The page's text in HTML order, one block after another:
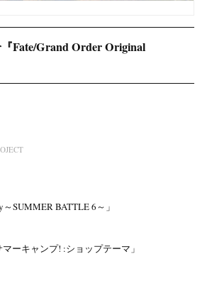
Fate/Grand Order Original
SUMMER BATTLE 6～」
ーキャンプ! :ショップテーマ」